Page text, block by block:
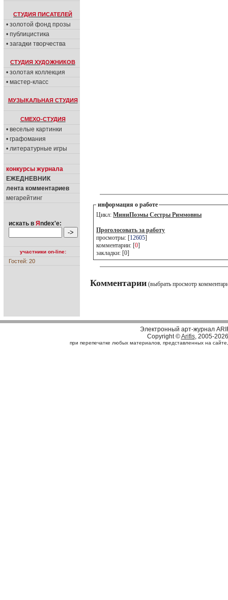
СТУДИЯ ПИСАТЕЛЕЙ
• золотой фонд прозы
• публицистика
• загадки творчества
СТУДИЯ ХУДОЖНИКОВ
• золотая коллекция
• мастер-класс
МУЗЫКАЛЬНАЯ СТУДИЯ
СМЕХО-СТУДИЯ
• веселые картинки
• графомания
• литературные игры
конкурсы журнала
ЕЖЕДНЕВНИК
лента комментариев
мегарейтинг
искать в Я ndex'е:
участники on-line:
Гостей: 20
информация о работе
Цикл:МиниПоэмы Сестры Риммовны
Проголосовать за работу
просмотры: [12605]
комментарии: [0]
закладки: [0]
Комментарии (выбрать просмотр
Электронный арт-журнал
Copyright ©Arifis, 2005-2026
при перепечатке любых материалов, представленных на